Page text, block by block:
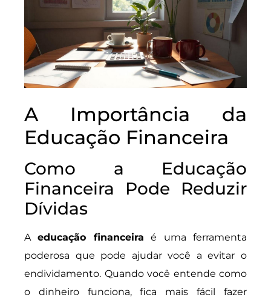
A Importância da
Educação Financeira
Como a Educação
Financeira Pode Reduzir
Dívidas
Aeducação financeira é uma ferramenta
poderosa que pode ajudar você a evitar o
endividamento. Quando você entende como
o dinheiro funciona, fica mais fácil fazer